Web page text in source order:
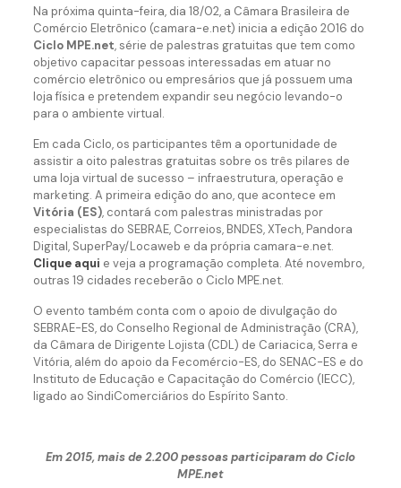
Na próxima quinta-feira, dia 18/02, a Câmara Brasileira de
Comércio Eletrônico (camara-e.net) inicia a edição 2016 do
Ciclo MPE.net, série de palestras gratuitas que tem como
objetivo capacitar pessoas interessadas em atuar no
comércio eletrônico ou empresários que já possuem uma
loja física e pretendem expandir seu negócio levando-o
para o ambiente virtual.
Em cada Ciclo, os participantes têm a oportunidade de
assistir a oito palestras gratuitas sobre os três pilares de
uma loja virtual de sucesso – infraestrutura, operação e
marketing. A primeira edição do ano, que acontece em
Vitória (ES), contará com palestras ministradas por
especialistas do SEBRAE, Correios, BNDES, XTech, Pandora
Digital, SuperPay/Locaweb e da própria camara-e.net.
Clique aqui e veja a programação completa. Até novembro,
outras 19 cidades receberão o Ciclo MPE.net.
O evento também conta com o apoio de divulgação do
SEBRAE-ES, do Conselho Regional de Administração (CRA),
da Câmara de Dirigente Lojista (CDL) de Cariacica, Serra e
Vitória, além do apoio da Fecomércio-ES, do SENAC-ES e do
Instituto de Educação e Capacitação do Comércio (IECC),
ligado ao SindiComerciários do Espírito Santo.
Em 2015, mais de 2.200 pessoas participaram do Ciclo
MPE.net